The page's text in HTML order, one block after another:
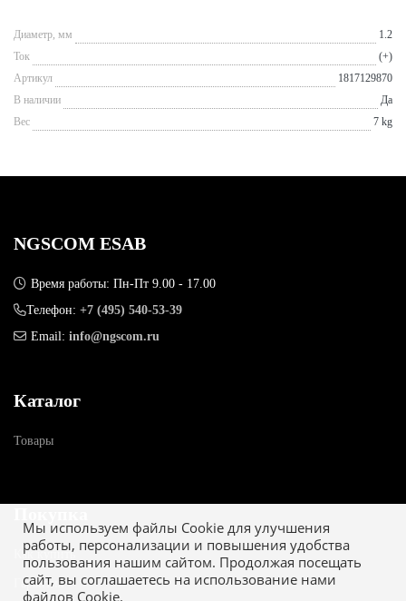
Диаметр, мм
1.2
Ток
(+)
Артикул
1817129870
В наличии
Да
Вес
7 kg
Мы используем файлы Cookie для улучшения
работы, персонализации и повышения удобства
пользования нашим сайтом. Продолжая посещать
сайт, вы соглашаетесь на использование нами
файлов Cookie.
NGSCOM ESAB
Время работы: Пн-Пт 9.00 - 17.00
Телефон: +7 (495) 540-53-39
Email: info@ngscom.ru
Каталог
Товары
Как купить
Гарантия